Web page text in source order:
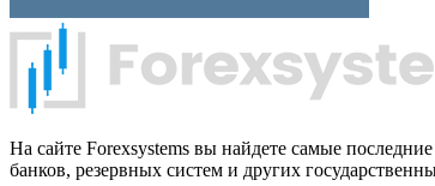
На сайте Forexsystems вы найдете самые
банков, резервных систем и других